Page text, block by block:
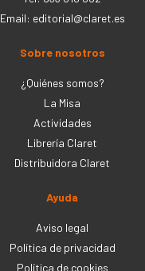
Email: editorial@claret.es
Sobre nosotros
¿Quiénes somos?
La Misa
Actividades
Librería Claret
Distribuidora Claret
Ayuda
Aviso legal
Política de privacidad
Política de cookies